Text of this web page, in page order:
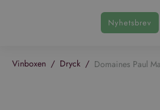
Nyhetsbrev
Vinboxen / Dryck /